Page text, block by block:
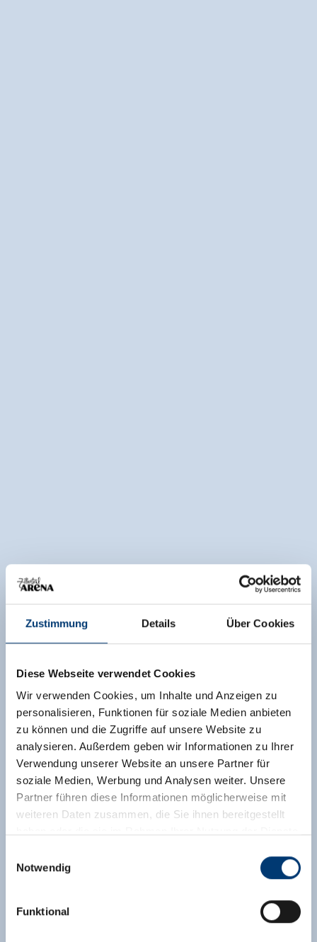
Zustimmung Details Über Cookies
Diese Webseite verwendet Cookies
Wir verwenden Cookies, um Inhalte und Anzeigen zu
personalisieren, Funktionen für soziale Medien anbieten
zu können und die Zugriffe auf unsere Website zu
analysieren. Außerdem geben wir Informationen zu Ihrer
Verwendung unserer Website an unsere Partner für
soziale Medien, Werbung und Analysen weiter. Unsere
Partner führen diese Informationen möglicherweise mit
weiteren Daten zusammen, die Sie ihnen bereitgestellt
Rohr 23// A-6280 Zell am Ziller
Notwendig
Funktional